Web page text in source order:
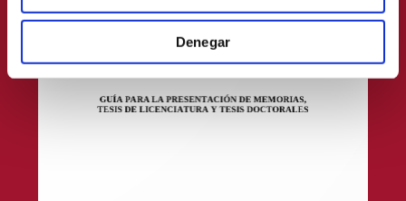
Denegar